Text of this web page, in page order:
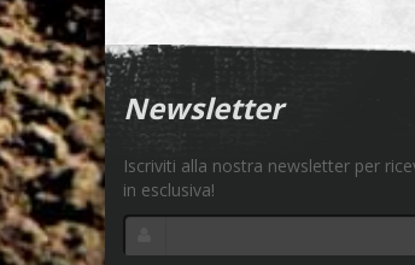
Newsletter
Iscriviti alla nostra newsletter per
in esclusiva!